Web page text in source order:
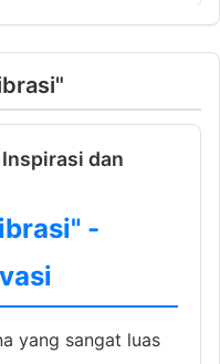
dan
-
yang sangat luas